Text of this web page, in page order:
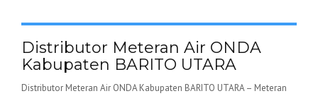
Distributor Meteran Air ONDA
Kabupaten BARITO UTARA
Distributor Meteran Air ONDA Kabupaten BARITO UTARA – Meteran